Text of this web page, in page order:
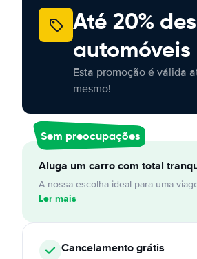
Até 20%
Esta promoção é válida
mesmo!
Sem preocupações
Aluga um carro com total
A nossa escolha ideal para uma
Ler mais
Cancelamentográtis